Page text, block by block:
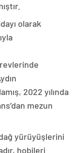
olarak
2022 yılında
mezun
yürüyüşlerini
hobileri